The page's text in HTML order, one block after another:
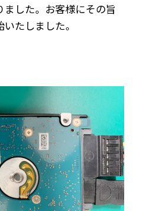
した。お客様にその旨
たしました。